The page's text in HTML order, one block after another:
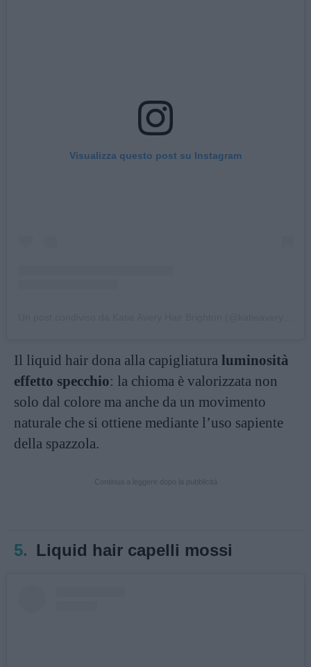
Visualizza questo post su Instagram
Il liquid hair dona alla capigliatura luminosità
effetto specchio: la chioma è valorizzata non
solo dal colore ma anche da un movimento
naturale che si ottiene mediante l’uso sapiente
della spazzola.
5. Liquid hair capelli mossi